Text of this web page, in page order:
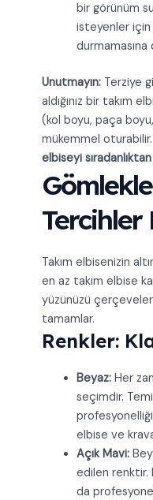
bir görünüm
isteyenler için
Unutmayın:Terziye
aldığınız bir takım
(kol boyu, paça
mükemmel oturabilir.
elbiseyi
Tercihler
Takım elbisenizin
en az takım elbise
yüzünüzü
tamamlar.
Renkler:
Beyaz:Her
seçimdir.
elbise ve
Açık Mavi:
edilen renktir.
da